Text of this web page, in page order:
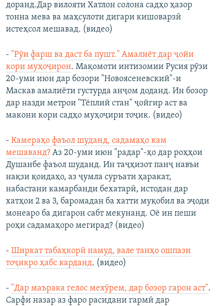
доранд.Дар вилояти Хатлон солона садҳо ҳазор
тонна мева ва маҳсулоти дигари кишоварзӣ
истеҳсол мешавад. (видео)
- "Рӯи фарш ва даст ба пушт." Амалиёт дар ҷойи
кори муҳоҷирон. Мақомоти интизомии Русия рӯзи
20-уми июн дар бозори "Новоясеневский"-и
Маскав амалиёти густурда анҷом доданд. Ин бозор
дар назди метрои "Тёплий стан" ҷойгир аст ва
макони кори садҳо муҳоҷири тоҷик. (видео)
- Камераҳо фаъол шуданд, садамаҳо кам
мешаванд? Аз 20-уми июн "радар"-ҳо дар роҳҳои
Душанбе фаъол шуданд. Ин таҷҳизот панҷ навъи
нақзи қоидаҳо, аз ҷумла суръати ҳаракат,
набастани камарбанди бехатарӣ, истодан дар
хатҳои 2 ва 3, баромадан ба хатти муқобил ва эҷоди
монеаро ба дигарон сабт мекунанд. Оё ин пеши
роҳи садамаҳоро мегирад? (видео)
- Ширкат табаҳкорӣ намуд, вале танҳо ошпази
тоҷикро ҳабс карданд. (видео)
- "Дар маърака гелос мехӯрем, дар бозор гарон аст".
Сарфи назар аз фаро расидани гармӣ дар